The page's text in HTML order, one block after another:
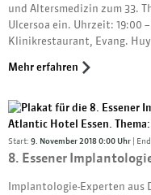
und Altersmedizin zum 33.
Ulcersoa ein. Uhrzeit: 19:00
Klinikrestaurant, Evang.
Mehr erfahren
Start: 9. November 2018 0:00 Uhr |
8. Essener
Implantologie-Experten aus